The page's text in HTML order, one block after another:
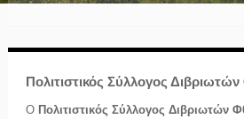
Πολιτιστικός Σύλλογος
Ο Πολιτιστικός Σύλλογος Διβριωτών